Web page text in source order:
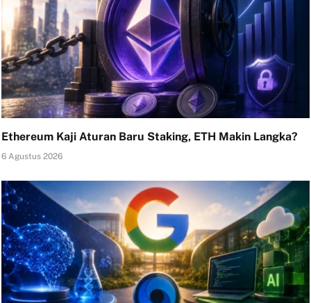
Ethereum Kaji Aturan Baru Staking, ETH Makin Langka?
6 Agustus 2026